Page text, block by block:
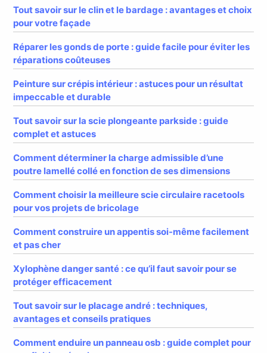
Tout savoir sur le clin et le bardage : avantages et choix
pour votre façade
Réparer les gonds de porte : guide facile pour éviter les
réparations coûteuses
Peinture sur crépis intérieur : astuces pour un résultat
impeccable et durable
Tout savoir sur la scie plongeante parkside : guide
complet et astuces
Comment déterminer la charge admissible d’une
poutre lamellé collé en fonction de ses dimensions
Comment choisir la meilleure scie circulaire racetools
pour vos projets de bricolage
Comment construire un appentis soi-même facilement
et pas cher
Xylophène danger santé : ce qu’il faut savoir pour se
protéger efficacement
Tout savoir sur le placage andré : techniques,
avantages et conseils pratiques
Comment enduire un panneau osb : guide complet pour